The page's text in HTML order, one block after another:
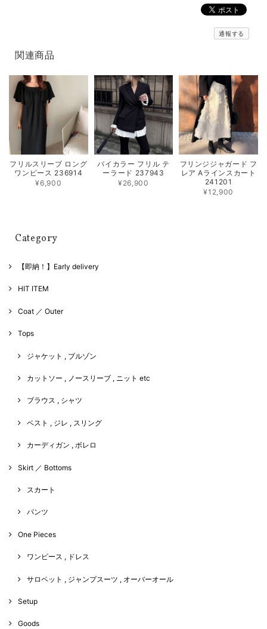
通報する
関連商品
フリルスリーブ ロング
ワンピース 236914
¥6,900
バイカラー フリル テ
ーラード 237943
¥26,900
フリンジジャガード フ
レア Aラインスカート
241201
¥12,900
Category
【即納！】Early delivery
HIT ITEM
Coat ／ Outer
Tops
ジャケット , ブルゾン
カットソー , ノースリーブ , ニット etc
ブラウス , シャツ
ベスト , ジレ , スリング
カーディガン , ボレロ
Skirt ／ Bottoms
スカート
パンツ
One Pieces
ワンピース , ドレス
サロペット , ジャンプスーツ , オーバーオール
Setup
Goods